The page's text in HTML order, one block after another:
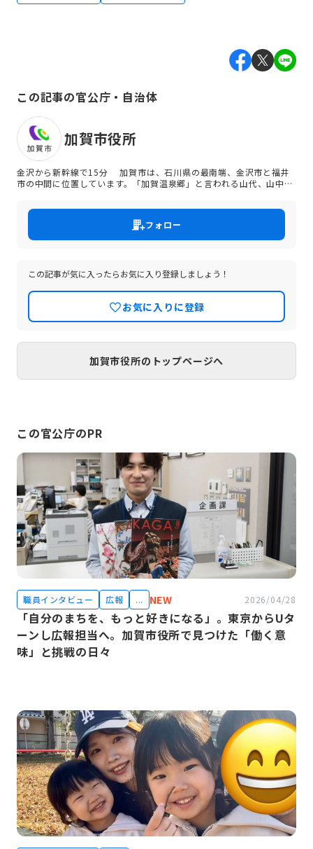
この記事の官公庁・自治体
加賀市役所
金沢から新幹線で15分 加賀市は、石川県の最南端、金沢市と福井
市の中間に位置しています。「加賀温泉郷」と言われる山代、山中、
誇る橋立港で水揚げされるズワイガニや甘えび、石川県無形文化財に
指定されている「坂網猟」で有名な鴨などをはじめとして、四季
折々、多くの「美味しいもの」にも恵まれている加賀市を、年間を通
目指す取り組みを進め、2022年3月には、国家戦略特区の一つである
年からは、「BE THE PLAYER」をスローガンに、「学校教育ビジョ
ン」のもと、学びの改革に取り組んできました。2026年に新たに
「教育ビジョン」を策定し、子どもの「好き」「全力」「やってみよ
組んでいます。 豊富な地域資源を活かし、新たなまちづくりがスター
フォロー
この記事が気に入ったらお気に入り登録しましょう！
お気に入りに登録
加賀市役所のトップページへ
この官公庁のPR
「自分のまちを、もっと好きになる」。東京からUタ
ーンし広報担当へ。加賀市役所で見つけた「働く意
味」と挑戦の日々
職員インタビュー 広報 ... NEW 2026/04/28